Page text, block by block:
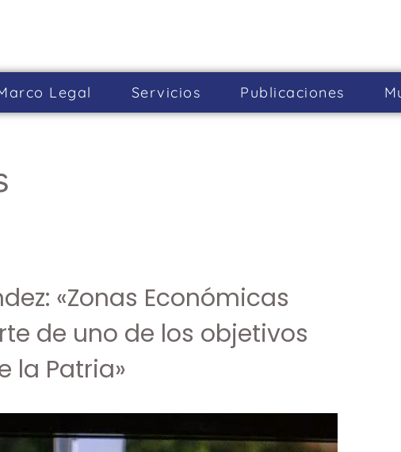
Legal Servicios Publicaciones
«Zonas Económicas
de uno de los objetivos
la Patria»